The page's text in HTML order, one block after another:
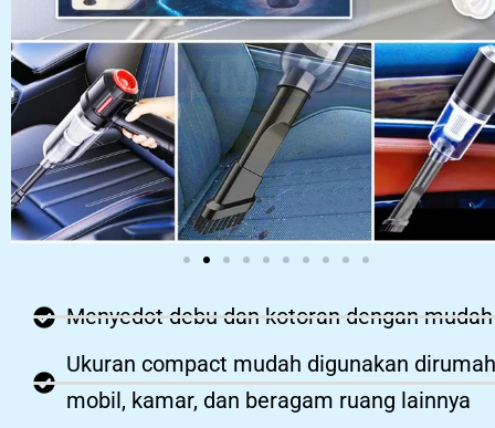
Menyedot debu dan kotoran dengan mudah
Ukuran compact mudah digunakan
mobil, kamar, dan beragam ruang lainnya